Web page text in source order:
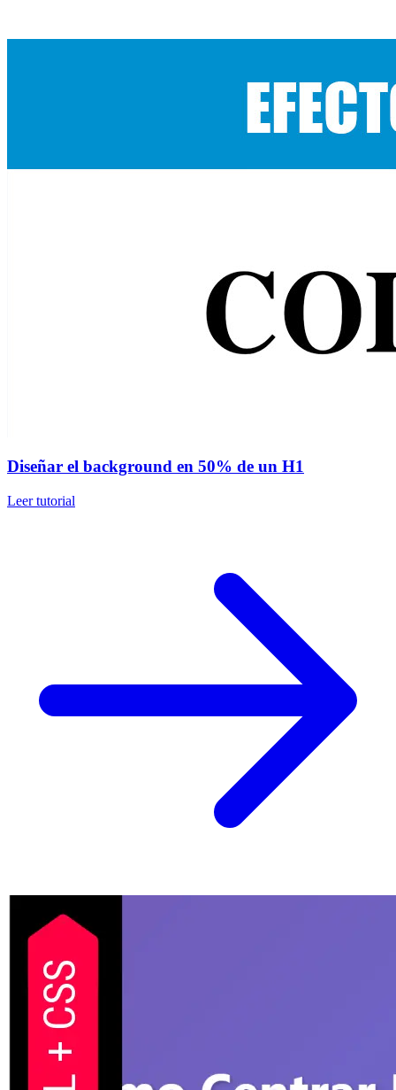
Diseñar el background en 50% de un H1
Leer tutorial